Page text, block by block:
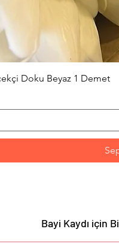
Doku Beyaz 1 Demet
:
Bayi Kaydı için